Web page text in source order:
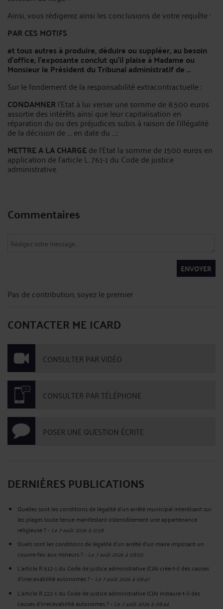
Ainsi, vous rédigerez ainsi les conclusions de votre requête :
PAR CES MOTIFS
et tous autres à produire, déduire ou suppléer, au besoin
d'office, l’exposante conclut qu'il plaise à Madame ou
Monsieur le Président du Tribunal administratif de …
Sur le fondement de la responsabilité extracontractuelle ;
CONDAMNERl’Etat à lui verser une somme de 8.500 euros
assortie des intérêts ainsi que leur capitalisation en
réparation du ou des préjudices subis à raison de l’illégalité
de la décision de …. en date du ….;
METTRE A LA CHARGEde l’Etat la somme de 1500 euros en
application de l’article L. 761-1 du Code de justice
administrative.
Commentaires
ENVOYER
Pas de contribution, soyez le premier
CONTACTER ME ICARD
CONSULTER PAR VIDÉO
CONSULTER PAR TÉLÉPHONE
POSER UNE QUESTION ÉCRITE
DERNIÈRES PUBLICATIONS
Quelles sont les conditions de légalité d’un arrêté municipal interdisant sur
les plages toute tenue manifestant ostensiblement une appartenance
religieuse ?- Le 7 août 2026 à 11:58
Quels sont les conditions de légalité d'un arrêté d'un maire imposant un
couvre-feu aux mineurs ?- Le 7 août 2026 à 08:50
L’article R.612‑1 du Code de justice administrative (CJA) crée-t-il des causes
d’irrecevabilité autonomes ?- Le 7 août 2026 à 08:47
L’article R.222‑1 du Code de justice administrative (CJA) instaure-t-il des
causes d’irrecevabilité autonomes ?- Le 7 août 2026 à 08:44